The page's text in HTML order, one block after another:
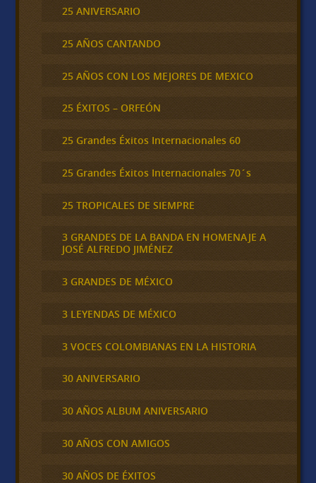
25 ANIVERSARIO
25 AÑOS CANTANDO
25 AÑOS CON LOS MEJORES DE MEXICO
25 ÉXITOS – ORFEÓN
25 Grandes Éxitos Internacionales 60
25 Grandes Éxitos Internacionales 70´s
25 TROPICALES DE SIEMPRE
3 GRANDES DE LA BANDA EN HOMENAJE A
JOSÉ ALFREDO JIMÉNEZ
3 GRANDES DE MÉXICO
3 LEYENDAS DE MÉXICO
3 VOCES COLOMBIANAS EN LA HISTORIA
30 ANIVERSARIO
30 AÑOS ALBUM ANIVERSARIO
30 AÑOS CON AMIGOS
30 AÑOS DE ÉXITOS